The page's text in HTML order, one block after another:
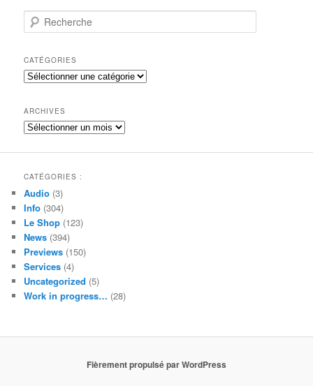
e
h
e
r
h
e
CATÉGORIES
Catégories
ARCHIVES
Archives
CATÉGORIES :
Audio (3)
Info (304)
Le Shop (123)
News (394)
Previews (150)
Services (4)
Uncategorized (5)
Work in progress… (28)
Fièrement propulsé par WordPress